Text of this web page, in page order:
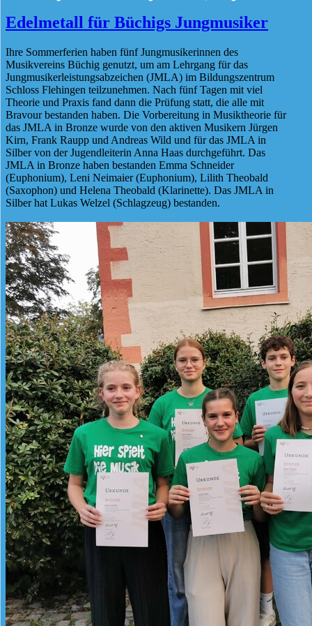
Edelmetall für Büchigs Jungmusiker
Ihre Sommerferien haben fünf Jungmusikerinnen des
Musikvereins Büchig genutzt, um am Lehrgang für das
Jungmusikerleistungsabzeichen (JMLA) im Bildungszentrum
Schloss Flehingen teilzunehmen. Nach fünf Tagen mit viel
Theorie und Praxis fand dann die Prüfung statt, die alle mit
Bravour bestanden haben. Die Vorbereitung in Musiktheorie für
das JMLA in Bronze wurde von den aktiven Musikern Jürgen
Kirn, Frank Raupp und Andreas Wild und für das JMLA in
Silber von der Jugendleiterin Anna Haas durchgeführt. Das
JMLA in Bronze haben bestanden Emma Schneider
(Euphonium), Leni Neimaier (Euphonium), Lilith Theobald
(Saxophon) und Helena Theobald (Klarinette). Das JMLA in
Silber hat Lukas Welzel (Schlagzeug) bestanden.